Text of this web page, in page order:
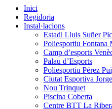
Inici
Regidoria
Instal·lacions
Estadi Lluis Suñer
Poliesportiu Fontana
Camp d’esports
Palau d’Esports
Poliesportiu Pérez
Ciutat Esportiva
Nou Trinquet
Piscina Coberta
Centre BTT La